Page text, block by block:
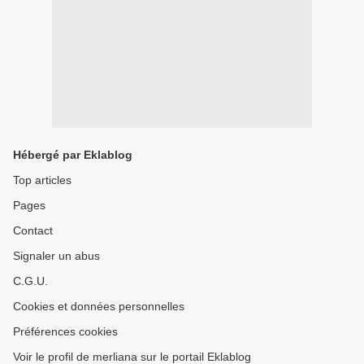
Hébergé par Eklablog
Top articles
Pages
Contact
Signaler un abus
C.G.U.
Cookies et données personnelles
Préférences cookies
Voir le profil de merliana sur le portail Eklablog